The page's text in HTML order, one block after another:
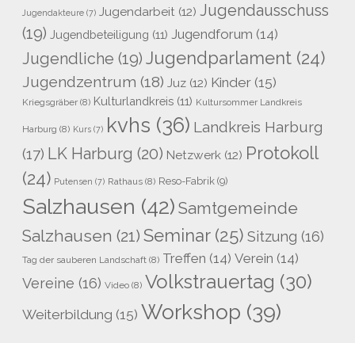
Jugendakteure (7) Jugendarbeit (12) Jugendausschuss
(19) Jugendbeteiligung (11) Jugendforum (14)
Jugendliche (19) Jugendparlament (24)
Jugendzentrum (18) Juz (12) Kinder (15)
Kriegsgräber (8) Kulturlandkreis (11) Kultursommer Landkreis
Harburg (8) Kurs (7) kvhs (36) Landkreis Harburg
(17) LK Harburg (20) Netzwerk (12) Protokoll
(24) Putensen (7) Rathaus (8) Reso-Fabrik (9)
Salzhausen (42) Samtgemeinde
Salzhausen (21) Seminar(25) Sitzung (16)
Tag der sauberen Landschaft (8) Treffen (14) Verein (14)
Vereine (16) Video (8) Volkstrauertag (30)
Weiterbildung (15) Workshop (39)